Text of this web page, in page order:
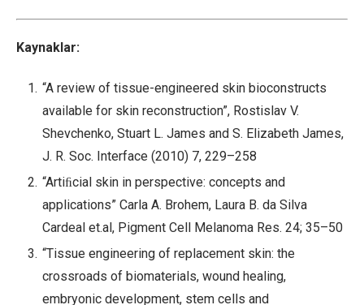
Kaynaklar:
“A review of tissue-engineered skin bioconstructs
available for skin reconstruction”, Rostislav V.
Shevchenko, Stuart L. James and S. Elizabeth James,
J. R. Soc. Interface (2010) 7, 229–258
“Artiﬁcial skin in perspective: concepts and
applications” Carla A. Brohem, Laura B. da Silva
Cardeal et.al, Pigment Cell Melanoma Res. 24; 35–50
“Tissue engineering of replacement skin: the
crossroads of biomaterials, wound healing,
embryonic development, stem cells and